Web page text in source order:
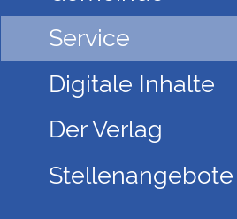
Service
Digitale Inhalte
Der Verlag
Stellenangebote